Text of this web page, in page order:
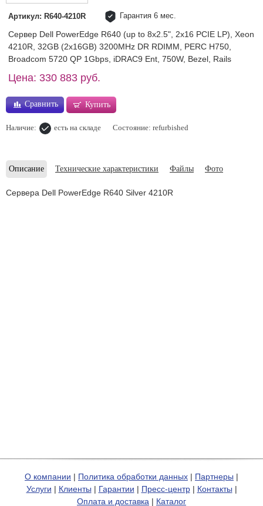
Артикул: R640-4210R Гарантия 6 мес.
Сервер Dell PowerEdge R640 (up to 8x2.5", 2x16 PCIE LP), Xeon
4210R, 32GB (2x16GB) 3200MHz DR RDIMM, PERC H750,
Broadcom 5720 QP 1Gbps, iDRAC9 Ent, 750W, Bezel, Rails
Цена: 330 883 руб.
Сравнить Купить
Наличие: есть на складе Состояние: refurbished
Описание Технические характеристики Файлы Фото
Cервера Dell PowerEdge R640 Silver 4210R
О компании | Политика обработки данных | Партнеры |
Услуги | Клиенты | Гарантии | Пресс-центр| Контакты |
Оплата и доставка | Каталог